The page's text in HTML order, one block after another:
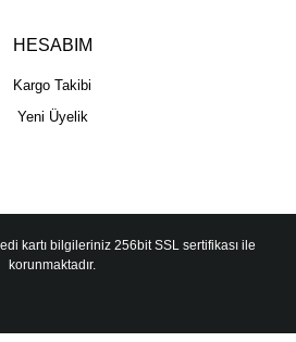
HESABIM
Kargo Takibi
Yeni Üyelik
kartı bilgileriniz 256bit SSL sertifikası ile
korunmaktadır.